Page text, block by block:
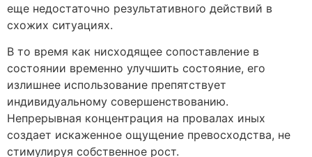
еще недостаточно результативного действий в
схожих ситуациях.
В то время как нисходящее сопоставление в
состоянии временно улучшить состояние, его
излишнее использование препятствует
индивидуальному совершенствованию.
Непрерывная концентрация на провалах иных
создает искаженное ощущение превосходства, не
стимулируя собственное рост.